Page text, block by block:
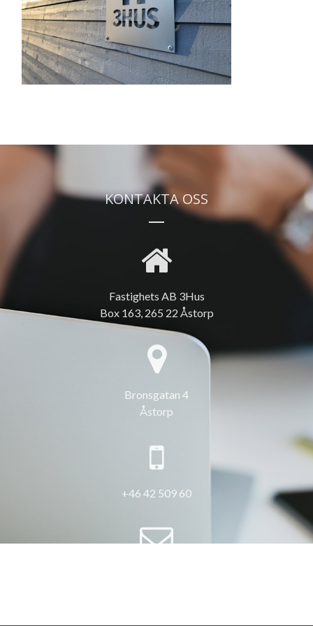
KONTAKTA OSS
Fastighets AB 3Hus
Box 163, 265 22 Åstorp
Bronsgatan 4
Åstorp
+46 42 509 60